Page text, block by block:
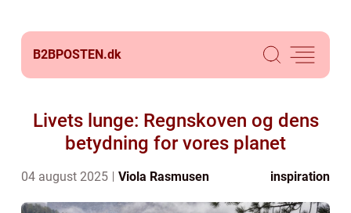
B2BPOSTEN.dk
Livets lunge: Regnskoven og dens
betydning for vores planet
04 august 2025 Viola Rasmusen inspiration